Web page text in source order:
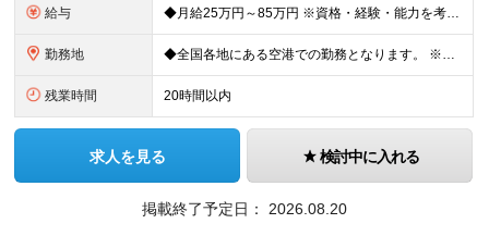
給与 ◆月給25万円～85万円 ※資格・経験・能力を考慮の上、優遇 ※現年収・年齢・経験・資格・能力等、総合的に考慮し、決定します。 ※自動車整備の実務経験がある方はご相談ください！ ※試用期間有(同待遇/
勤務地 ◆全国各地にある空港での勤務となります。 ※希望を考慮し勤務先を決定いたします。 ※地域により空港内特殊車両の整備を空港外で行なう事もあります。 ★遠方からのご応募も歓迎です。引越など赴任に伴う
残業時間 20時間以内
求人を見る 検討中に入れる
掲載終了予定日： 2026.08.20